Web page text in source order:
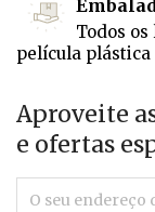
Todos
película
Aproveite
e ofertas